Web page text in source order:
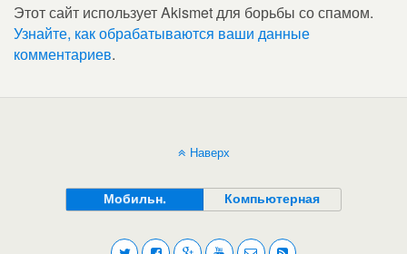
Этот сайт использует Akismet для борьбы со спамом.
Узнайте, как обрабатываются ваши данные
комментариев.
Наверх
Мобильн. Компьютерная